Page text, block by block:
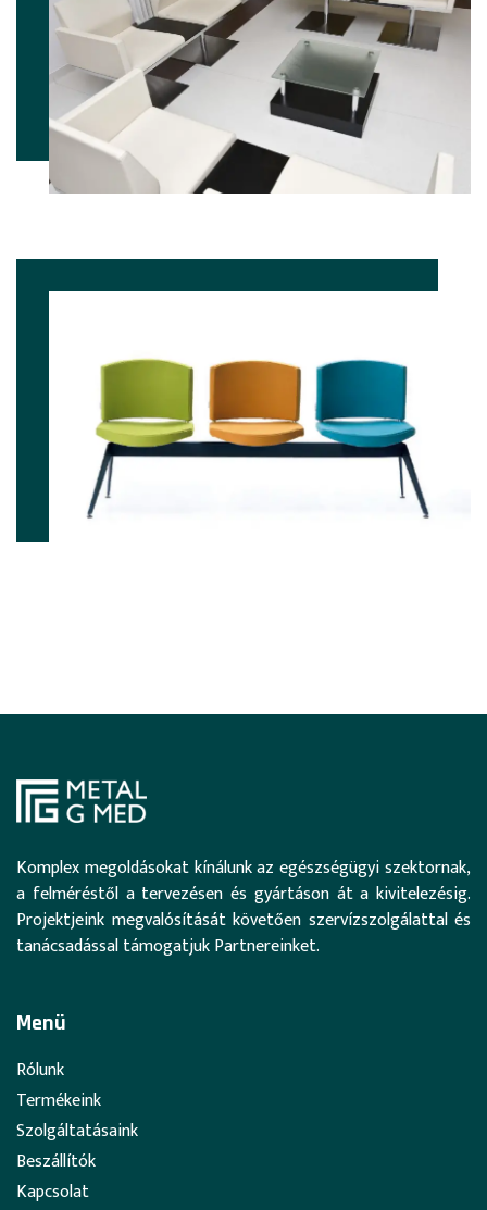
Komplex megoldásokat kínálunk az egészségügyi szektornak,
a felméréstől a tervezésen és gyártáson át a kivitelezésig.
Projektjeink megvalósítását követően szervízszolgálattal és
tanácsadással támogatjuk Partnereinket.
Menü
Rólunk
Termékeink
Szolgáltatásaink
Beszállítók
Kapcsolat